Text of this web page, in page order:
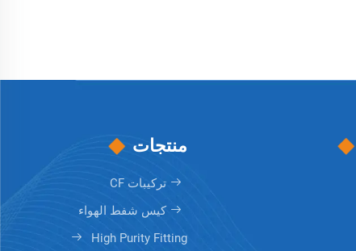
منتجات
تركيبات CF
كيس شفط الهواء
High Purity Fitting